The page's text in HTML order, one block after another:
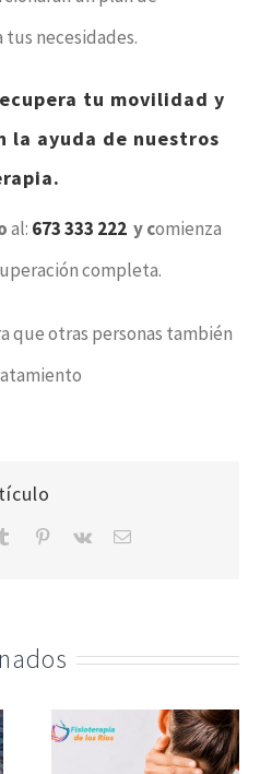
necesidades.
tu movilidad y
la ayuda de nuestros
al: 673 333 222 y comienza
completa.
que otras personas también
tumblr pinterest
vk
Correo